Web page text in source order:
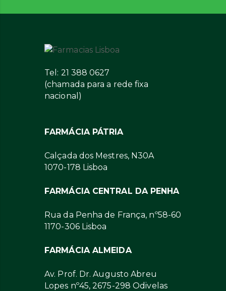
Tel: 21 388 0627
(chamada para a rede fixa
nacional)
FARMÁCIA PÁTRIA
Calçada dos Mestres, N30A
1070-178 Lisboa
FARMÁCIA CENTRAL DA PENHA
Rua da Penha de França, nº58-60
1170-306 Lisboa
FARMÁCIA ALMEIDA
Av. Prof. Dr. Augusto Abreu
Lopes nº45, 2675-298 Odivelas